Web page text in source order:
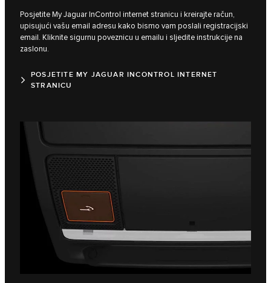
Posjetite My Jaguar InControl internet stranicu i kreirajte račun,
upisujući vašu email adresu kako bismo vam poslali registracijski
email. Kliknite sigurnu poveznicu u emailu i sljedite instrukcije na
zaslonu.
POSJETITE MY JAGUAR INCONTROL INTERNET
STRANICU